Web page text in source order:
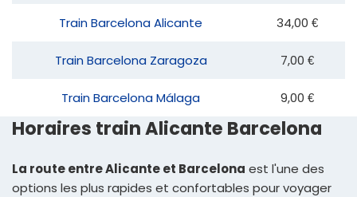
Train Barcelona Alicante 34,00 €
Train Barcelona Zaragoza 7,00 €
Train Barcelona Málaga 9,00 €
Horaires train Alicante Barcelona
La route entre Alicante et Barcelona est l'une des
options les plus rapides et confortables pour voyager